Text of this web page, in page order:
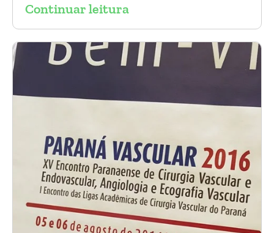
aneurisma da Aorta.
Continuar leitura